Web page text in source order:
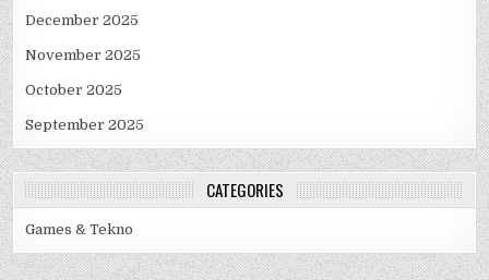
December 2025
November 2025
October 2025
September 2025
CATEGORIES
Games & Tekno